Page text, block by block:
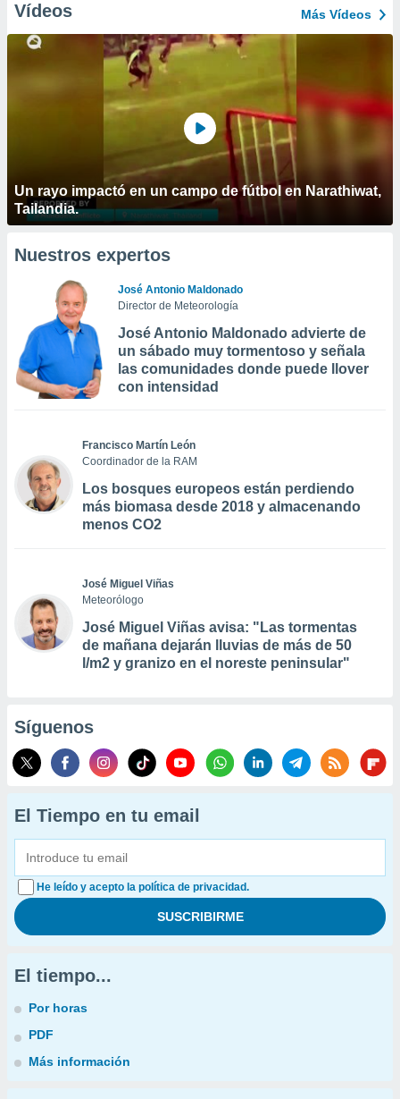
Vídeos Más Vídeos
Un rayo impactó en un campo de fútbol en Narathiwat,
Tailandia.
Nuestros expertos
José Antonio Maldonado
Director de Meteorología
José Antonio Maldonado advierte de
un sábado muy tormentoso y señala
las comunidades donde puede llover
con intensidad
Francisco Martín León
Coordinador de la RAM
Los bosques europeos están perdiendo
más biomasa desde 2018 y almacenando
menos CO2
José Miguel Viñas
Meteorólogo
José Miguel Viñas avisa: "Las tormentas
de mañana dejarán lluvias de más de 50
l/m2 y granizo en el noreste peninsular"
Síguenos
El Tiempo en tu email
He leído y acepto la política de privacidad.
El tiempo...
Por horas
PDF
Más información